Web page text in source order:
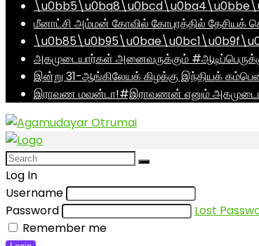
மீனாட்சி அம்மன் கோவில் கோபுரத்தில் தேசியக்
அகமுடையார்கள் அனைவருக்கும்
இன்று 31-ஆங்கிலேயக் கிழக்கு இந்தியக்
இராவண மவன்டா!#இராவணன் எனும்
Log In
Username
Password
Lost
Remember me